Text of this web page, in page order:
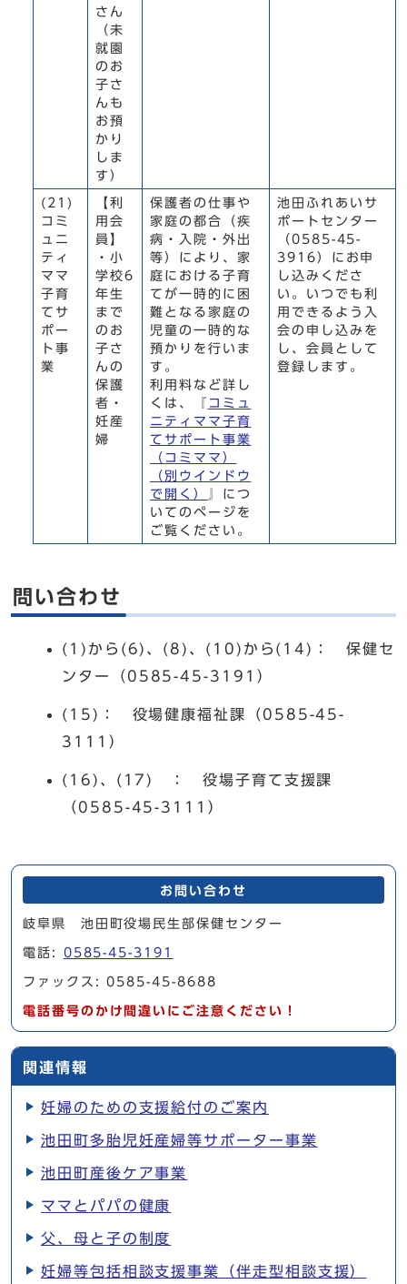
さん
（未
就園
のお
子さ
んも
お預
かり
しま
す）
(21)
コミ
ュニ
ティ
ママ
子育
てサ
ポー
ト事
業
【利
用会
員】
・小
学校6
年生
まで
のお
子さ
んの
保護
者・
妊産
婦
保護者の仕事や
家庭の都合（疾
病・入院・外出
等）により、家
庭における子育
てが一時的に困
難となる家庭の
児童の一時的な
預かりを行いま
す。
利用料など詳し
くは、『
コミュ
ニティママ子育
てサポート事業
（コミママ）
（別ウインドウ
で開く）
』につ
いてのページを
ご覧ください。
池田ふれあいサ
ポートセンター
（0585-45-
3916）にお申
し込みくださ
い。いつでも利
用できるよう入
会の申し込みを
し、会員として
登録します。
問い合わせ
(1)から(6)、(8)、(10)から(14)： 保健セ
ンター（0585-45-3191）
(15)： 役場健康福祉課（0585-45-
3111）
(16)、(17) ： 役場子育て支援課
（0585-45-3111）
お問い合わせ
岐阜県 池田町役場民生部保健センター
電話: 0585-45-3191
ファックス: 0585-45-8688
電話番号のかけ間違いにご注意ください！
関連情報
妊婦のための支援給付のご案内
池田町多胎児妊産婦等サポーター事業
池田町産後ケア事業
ママとパパの健康
父、母と子の制度
妊婦等包括相談支援事業（伴走型相談支援）